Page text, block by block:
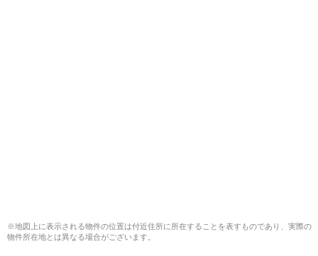
※地図上に表示される物件の位置は付近住所に所在することを表すものであり、実際の
物件所在地とは異なる場合がございます。